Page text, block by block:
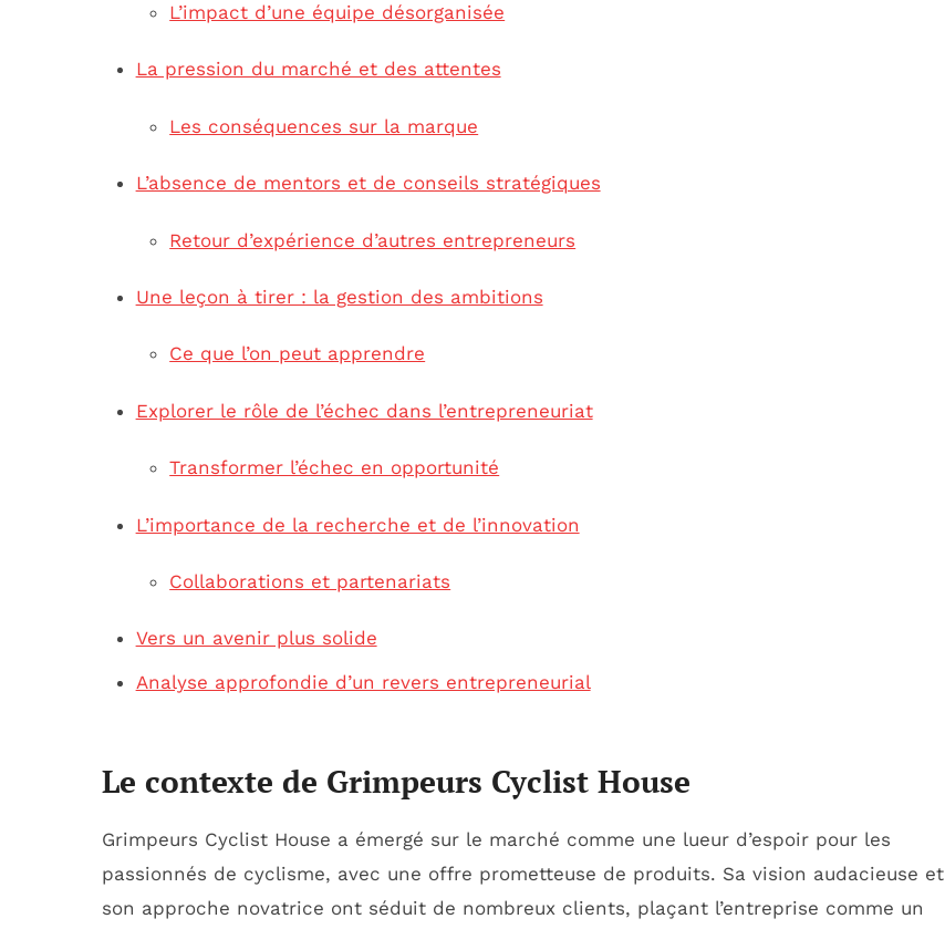
L’impact d’une équipe désorganisée
La pression du marché et des attentes
Les conséquences sur la marque
L’absence de mentors et de conseils stratégiques
Retour d’expérience d’autres entrepreneurs
Une leçon à tirer : la gestion des ambitions
Ce que l’on peut apprendre
Explorer le rôle de l’échec dans l’entrepreneuriat
Transformer l’échec en opportunité
L’importance de la recherche et de l’innovation
Collaborations et partenariats
Vers un avenir plus solide
Analyse approfondie d’un revers entrepreneurial
Le contexte de Grimpeurs Cyclist House
Grimpeurs Cyclist House a émergé sur le marché comme une lueur d’espoir pour les
passionnés de cyclisme, avec une offre prometteuse de produits. Sa vision audacieuse et
son approche novatrice ont séduit de nombreux clients, plaçant l’entreprise comme un